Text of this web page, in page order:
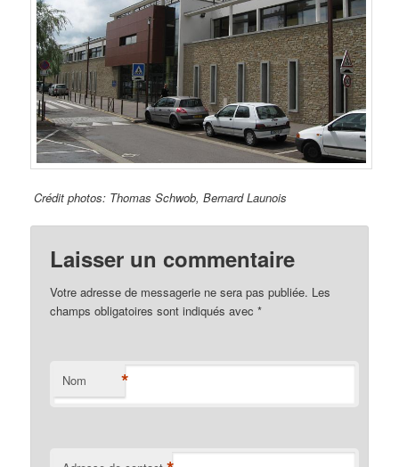
Crédit photos: Thomas Schwob, Bernard Launois
Laisser un commentaire
Votre adresse de messagerie ne sera pas publiée. Les
champs obligatoires sont indiqués avec*
Nom *